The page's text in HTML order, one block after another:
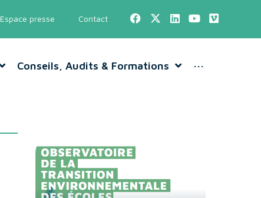
Espace presse Contact
Conseils, Audits & Formations ···